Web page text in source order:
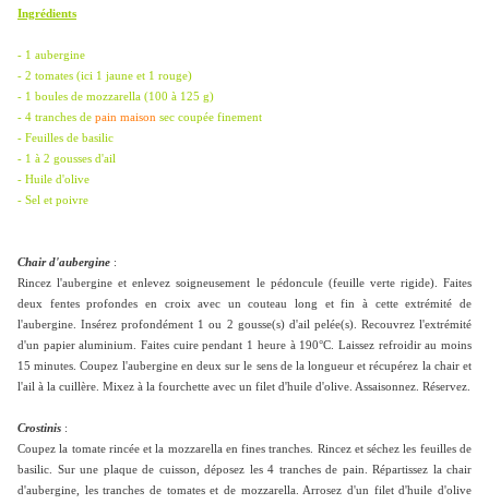
Ingrédients
- 1 aubergine
- 2 tomates (ici 1 jaune et 1 rouge)
- 1 boules de mozzarella (100 à 125 g)
- 4 tranches de pain maison sec coupée finement
- Feuilles de basilic
- 1 à 2 gousses d'ail
- Huile d'olive
- Sel et poivre
Chair d'aubergine :
Rincez l'aubergine et enlevez soigneusement le pédoncule (feuille verte rigide). Faites
deux fentes profondes en croix avec un couteau long et fin à cette extrémité de
l'aubergine. Insérez profondément 1 ou 2 gousse(s) d'ail pelée(s). Recouvrez l'extrémité
d'un papier aluminium. Faites cuire pendant 1 heure à 190°C. Laissez refroidir au moins
15 minutes. Coupez l'aubergine en deux sur le sens de la longueur et récupérez la chair et
l'ail à la cuillère. Mixez à la fourchette avec un filet d'huile d'olive. Assaisonnez. Réservez.
Crostinis :
Coupez la tomate rincée et la mozzarella en fines tranches. Rincez et séchez les feuilles de
basilic. Sur une plaque de cuisson, déposez les 4 tranches de pain. Répartissez la chair
d'aubergine, les tranches de tomates et de mozzarella. Arrosez d'un filet d'huile d'olive